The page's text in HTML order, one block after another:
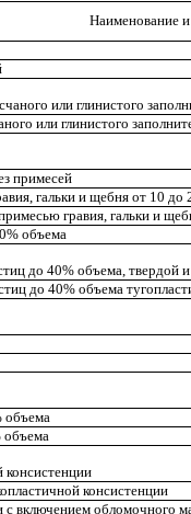
Наименование и
или глинистого
или глинистого
примесей
гальки и щебня от 10 до
гравия, гальки и
объема
до 40% объема, твердой
до 40% объема
объема
объема
консистенции
консистенции
с включением обломочного